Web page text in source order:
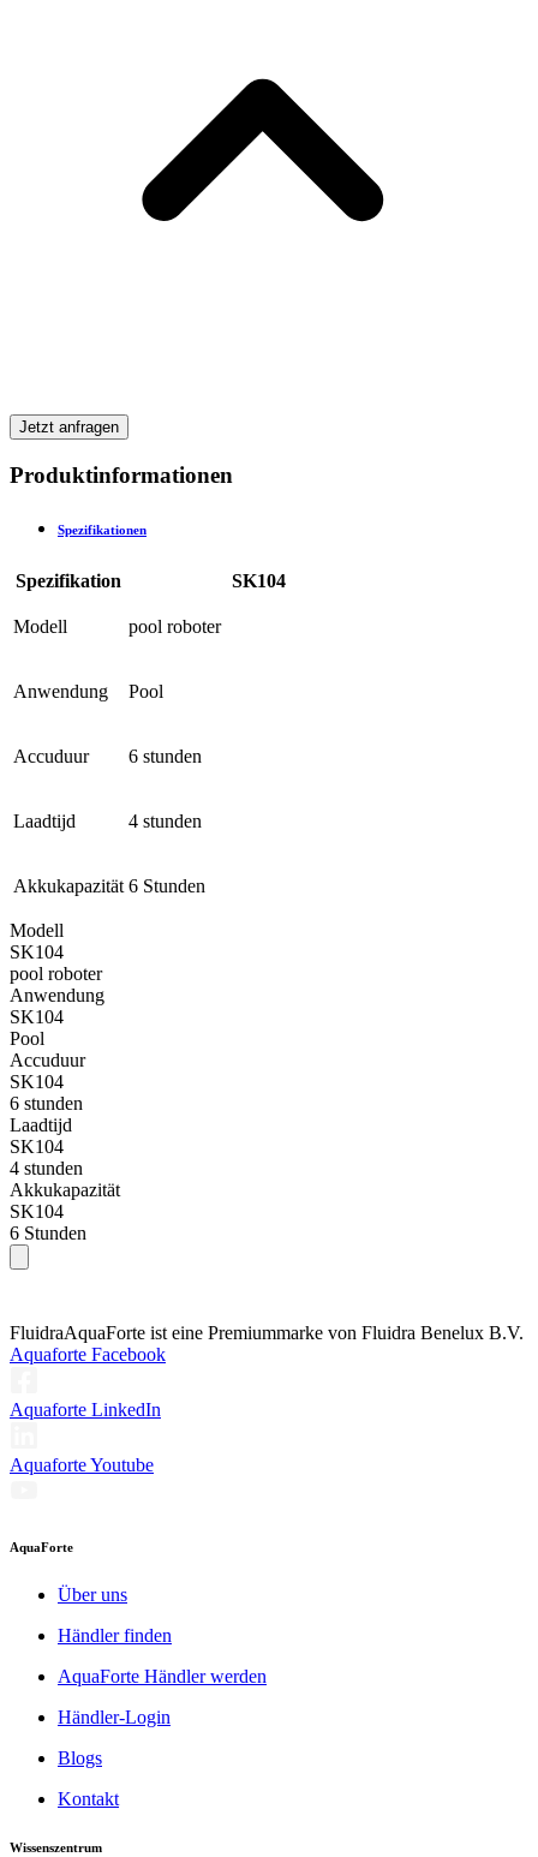
Jetzt anfragen
Produktinformationen
Spezifikationen
Spezifikation SK104
Modell pool roboter
Anwendung Pool
Accuduur 6 stunden
Laadtijd 4 stunden
Akkukapazität 6 Stunden
Modell
SK104
pool roboter
Anwendung
SK104
Pool
Accuduur
SK104
6 stunden
Laadtijd
SK104
4 stunden
Akkukapazität
SK104
6 Stunden
FluidraAquaForte ist eine Premiummarke von Fluidra Benelux B.V.
Aquaforte Facebook
Aquaforte LinkedIn
Aquaforte Youtube
AquaForte
Über uns
Händler finden
AquaForte Händler werden
Händler-Login
Blogs
Kontakt
Wissenszentrum